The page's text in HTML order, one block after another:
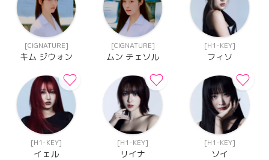
[CIGNATURE]
キム ジウォン
[CIGNATURE]
ムン チェソル
[H1-KEY]
フィソ
[H1-KEY]
イェル
[H1-KEY]
リイナ
[H1-KEY]
ソイ